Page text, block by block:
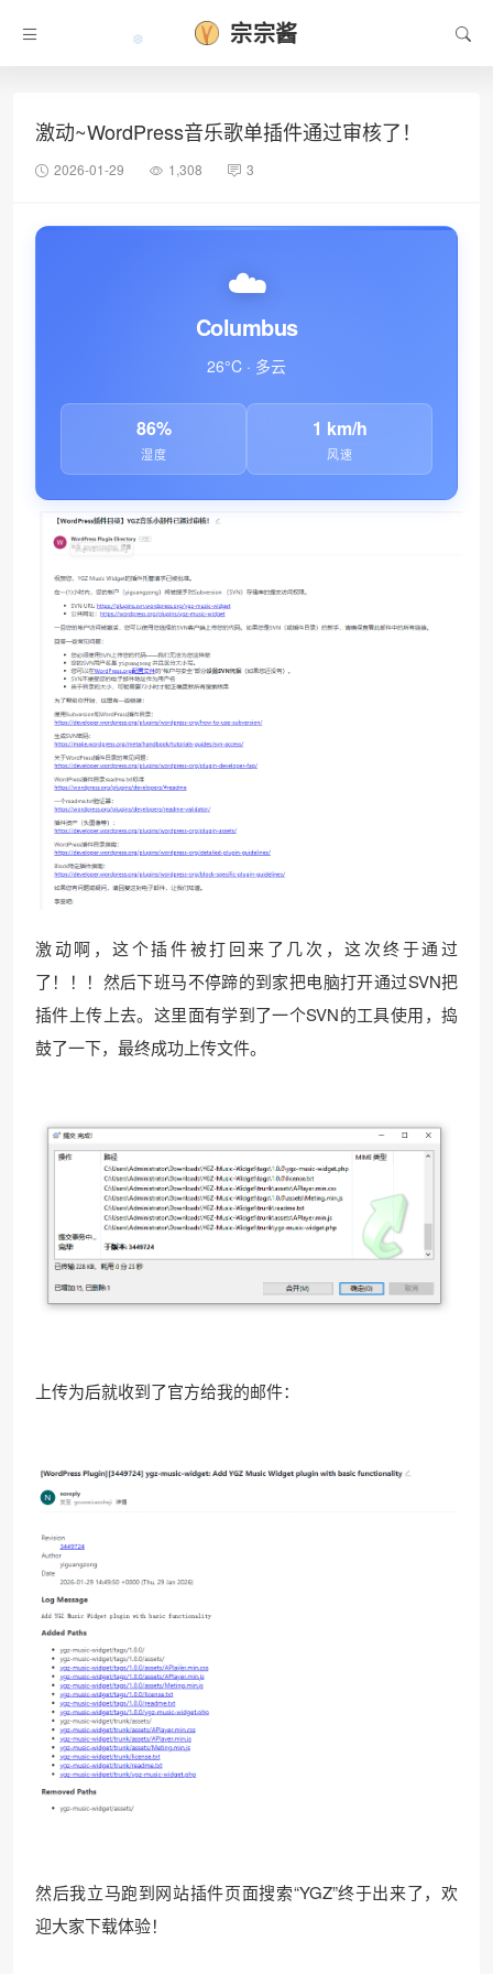
宗宗酱
激动~WordPress音乐歌单插件通过审核了！
2026-01-29 1,308 3
☁️
Columbus
26°C · 多云
86%
湿度
1 km/h
风速
激动啊，这个插件被打回来了几次，这次终于通过
了！！！然后下班马不停蹄的到家把电脑打开通过SVN把
插件上传上去。这里面有学到了一个SVN的工具使用，捣
鼓了一下，最终成功上传文件。
上传为后就收到了官方给我的邮件：
然后我立马跑到网站插件页面搜索“YGZ”终于出来了，欢
迎大家下载体验！